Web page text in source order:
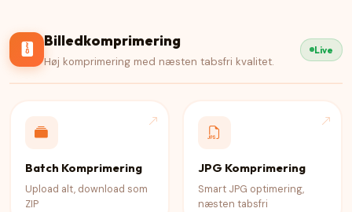
Billedkomprimering
Høj komprimering med næsten tabsfri kvalitet.
Live
Batch Komprimering
Upload alt, download som
ZIP
JPG Komprimering
Smart JPG optimering,
næsten tabsfri